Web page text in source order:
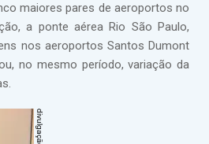
maiores pares de aeroportos no
a ponte aérea Rio São Paulo,
nos aeroportos Santos Dumont
no mesmo período, variação da